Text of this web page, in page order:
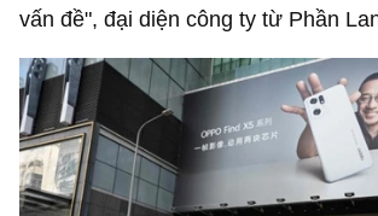
vấn đề", đại diện công ty từ Phần